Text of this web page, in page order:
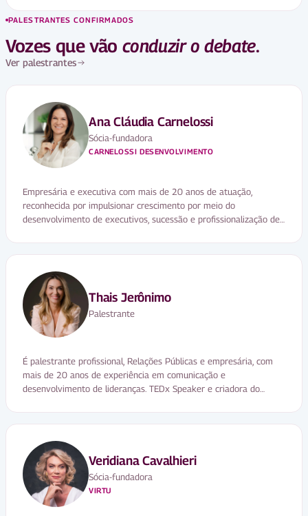
PALESTRANTES CONFIRMADOS
Vozes que vão conduzir o debate.
Ver palestrantes
Ana Cláudia Carnelossi
Sócia-fundadora
CARNELOSSI DESENVOLVIMENTO
Empresária e executiva com mais de 20 anos de atuação,
reconhecida por impulsionar crescimento por meio do
desenvolvimento de executivos, sucessão e profissionalização de
Thais Jerônimo
Palestrante
É palestrante profissional, Relações Públicas e empresária, com
mais de 20 anos de experiência em comunicação e
desenvolvimento de lideranças. TEDx Speaker e criadora do
Veridiana Cavalhieri
Sócia-fundadora
VIRTU